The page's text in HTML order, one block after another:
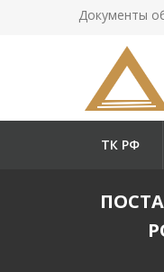
Документы
ТК РФ